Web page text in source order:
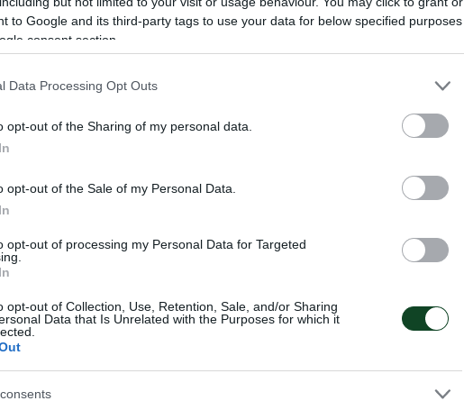
to Google and its third-party tags to use your data for below specified purposes
consent section.
Data Processing Opt Outs
opt-out of the Sharing of my personal data.
opt-out of the Sale of my Personal Data.
opt-out of processing my Personal Data for Targeted
opt-out of Collection, Use, Retention, Sale, and/or Sharing
Data that Is Unrelated with the Purposes for which it
ψηλά η πράσινη
Σέρρες
Παναθηναϊκού
Ρήγας κατέκτησε δύο
τουρνουά τζούντο
Διεθνές «πράσινο»
μετάλλιο στο τζούντο
Ο αθλητής του Παναθηναϊκού Πολυζώης
Νικόλας Ρήγας κατάφερε και διακρίθηκε